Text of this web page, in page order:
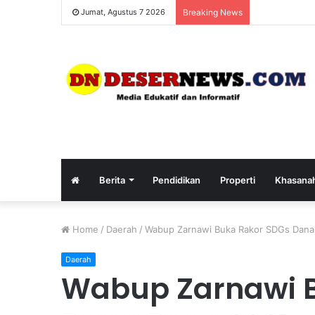
Jumat, Agustus 7 2026 Breaking News
Berita Pendidikan Properti
Home / Daerah / Wabup Zarnawi Buka Rakor SDGs
Daerah
Wabup Zarnawi